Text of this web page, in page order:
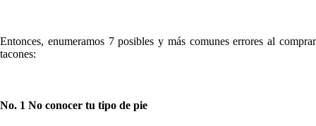
Entonces, enumeramos 7 posibles y más comunes errores al comprar
tacones:
No. 1 No conocer tu tipo de pie